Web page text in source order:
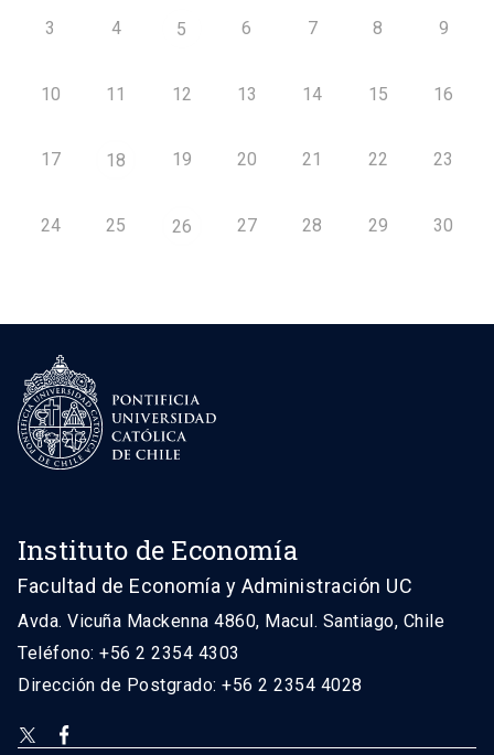
3 4 5 6 7 8 9
10 11 12 13 14 15 16
17 18 19 20 21 22 23
24 25 26 27 28 29 30
Instituto de Economía
Facultad de Economía y Administración UC
Avda. Vicuña Mackenna 4860, Macul. Santiago, Chile
Teléfono: +56 2 2354 4303
Dirección de Postgrado: +56 2 2354 4028